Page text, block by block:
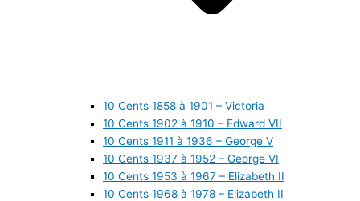
10 Cents 1858 à 1901 – Victoria
10 Cents 1902 à 1910 – Edward VII
10 Cents 1911 à 1936 – George V
10 Cents 1937 à 1952 – George VI
10 Cents 1953 à 1967 – Elizabeth II
10 Cents 1968 à 1978 – Elizabeth II